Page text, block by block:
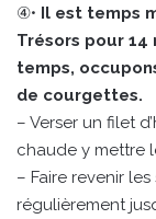
④• Il est temps
Trésors pour 14
temps,
de courgettes.
– Verser un filet
chaude y mettre
– Faire revenir
régulièrement